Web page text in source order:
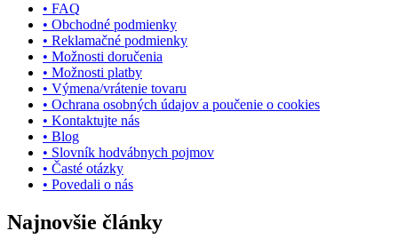
• FAQ
• Obchodné podmienky
• Reklamačné podmienky
• Možnosti doručenia
• Možnosti platby
• Výmena/vrátenie tovaru
• Ochrana osobných údajov a poučenie o cookies
• Kontaktujte nás
• Blog
• Slovník hodvábnych pojmov
• Časté otázky
• Povedali o nás
Najnovšie články